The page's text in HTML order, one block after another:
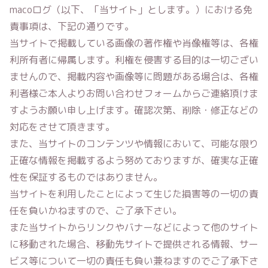
macoログ （以下、「当サイト」とします。）における免
責事項は、下記の通りです。
当サイトで掲載している画像の著作権や肖像権等は、各権
利所有者に帰属します。利権を侵害する目的は一切ござい
ませんので、掲載内容や画像等に問題がある場合は、各権
利者様ご本人よりお問い合わせフォームからご連絡頂けま
すようお願い申し上げます。確認次第、削除・修正などの
対応をさせて頂きます。
また、当サイトのコンテンツや情報において、可能な限り
正確な情報を掲載するよう努めておりますが、確実な正確
性を保証するものではありません。
当サイトを利用したことによって生じた損害等の一切の責
任を負いかねますので、ご了承下さい。
また当サイトからリンクやバナーなどによって他のサイト
に移動された場合、移動先サイトで提供される情報、サー
ビス等について一切の責任も負い兼ねますのでご了承下さ